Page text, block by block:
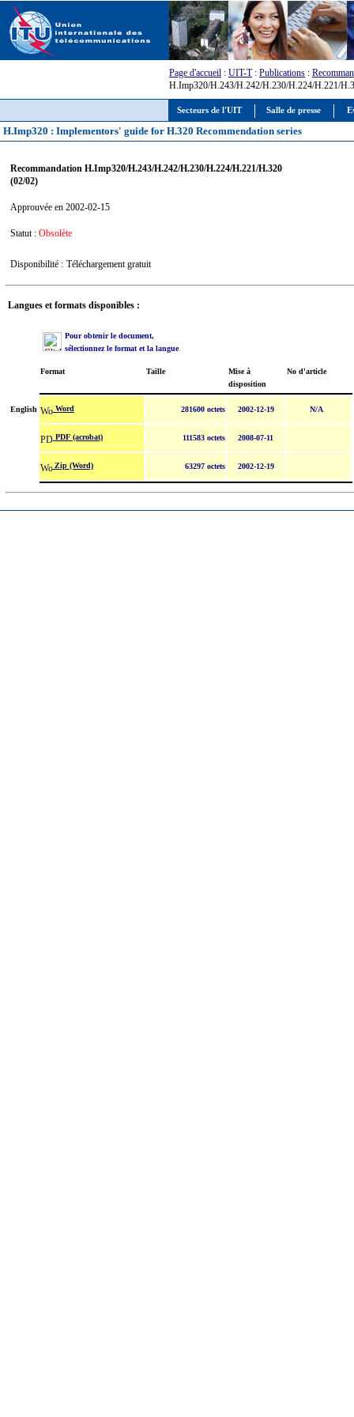
Secteurs de l'UIT Salle de presse
Page d'accueil : UIT-T: Publications :
H.Imp320/H.243/H.242/H.230/H.224/H.221/
H.Imp320 : Implementors' guide for H.320 Recommendation series
Recommandation H.Imp320/H.243/H.242/H.230/H.224/H.221/H.320
(02/02)
Approuvée en 2002-02-15
Statut : Obsolète
Disponibilité : Téléchargement gratuit
Langues et formats disponibles :
Pour obtenir le document,
sélectionnez le format et la langue
Format Taille
Mise à
disposition
No d'article
English Word 281600 octets 2002-12-19 N/A
PDF (acrobat) 111583 octets 2008-07-11
Zip (Word) 63297 octets 2002-12-19